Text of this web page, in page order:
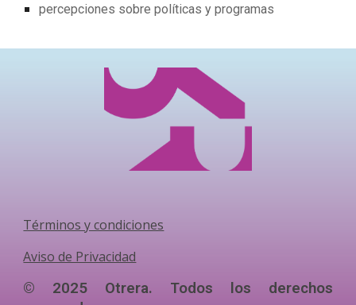
percepciones sobre políticas y programas
Términos y condiciones
Aviso de Privacidad
© 2025 Otrera. Todos los derechos